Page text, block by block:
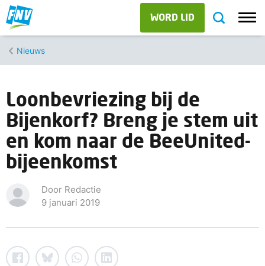
WORD LID
Nieuws
Loonbevriezing bij de
Bijenkorf? Breng je stem uit
en kom naar de BeeUnited-
bijeenkomst
Door Redactie
9 januari 2019